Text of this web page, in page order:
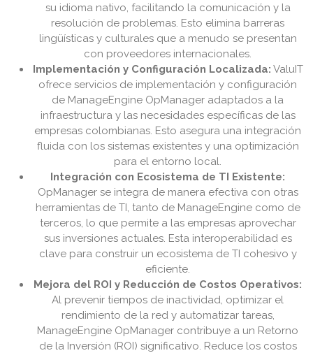
su idioma nativo, facilitando la comunicación y la
resolución de problemas. Esto elimina barreras
lingüísticas y culturales que a menudo se presentan
con proveedores internacionales.
Implementación y Configuración Localizada: ValuIT
ofrece servicios de implementación y configuración
de ManageEngine OpManager adaptados a la
infraestructura y las necesidades específicas de las
empresas colombianas. Esto asegura una integración
fluida con los sistemas existentes y una optimización
para el entorno local.
Integración con Ecosistema de TI Existente:
OpManager se integra de manera efectiva con otras
herramientas de TI, tanto de ManageEngine como de
terceros, lo que permite a las empresas aprovechar
sus inversiones actuales. Esta interoperabilidad es
clave para construir un ecosistema de TI cohesivo y
eficiente.
Mejora del ROI y Reducción de Costos Operativos:
Al prevenir tiempos de inactividad, optimizar el
rendimiento de la red y automatizar tareas,
ManageEngine OpManager contribuye a un Retorno
de la Inversión (ROI) significativo. Reduce los costos